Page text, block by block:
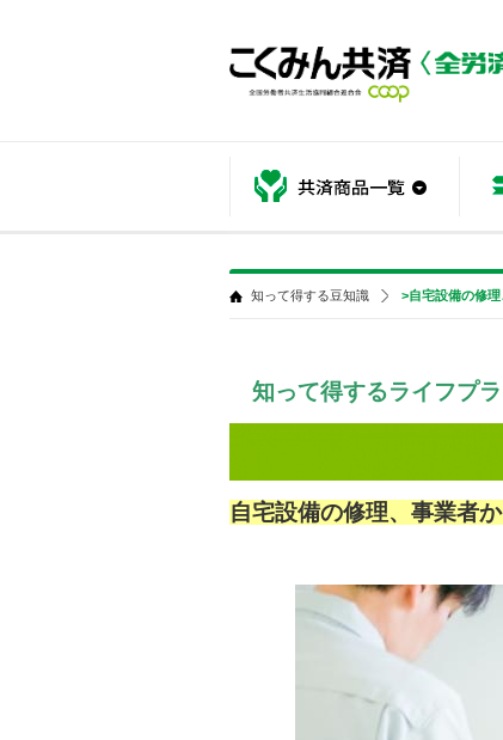
知って得する豆知識 >自宅設備の修
知って得するライフプ
自宅設備の修理、事業者